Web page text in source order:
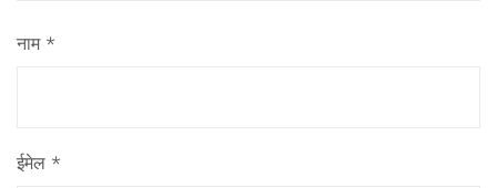
नाम *
ईमेल *